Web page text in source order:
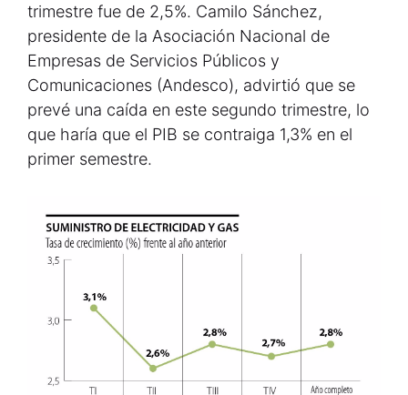
trimestre fue de 2,5%. Camilo Sánchez,
presidente de la Asociación Nacional de
Empresas de Servicios Públicos y
Comunicaciones (Andesco), advirtió que se
prevé una caída en este segundo trimestre, lo
que haría que el PIB se contraiga 1,3% en el
primer semestre.